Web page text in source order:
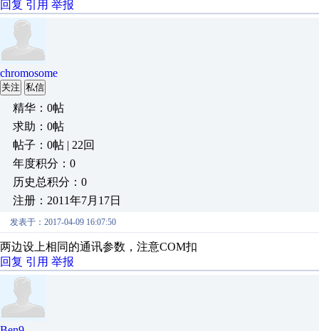
回复 引用 举报
chromosome
关注 私信
精华：0帖
求助：0帖
帖子：0帖 | 22回
年度积分：0
历史总积分：0
注册：2011年7月17日
发表于：2017-04-09 16:07:50
两边设上相同的通讯参数，注意COM扣
回复 引用 举报